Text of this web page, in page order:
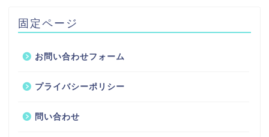
固定ページ
お問い合わせフォーム
プライバシーポリシー
問い合わせ